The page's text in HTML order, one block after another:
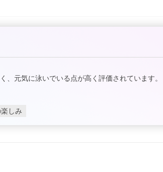
、元気に泳いでいる点が高く評価されています
しみ